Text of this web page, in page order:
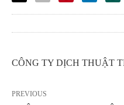
CÔNG TY DỊCH
PREVIOUS